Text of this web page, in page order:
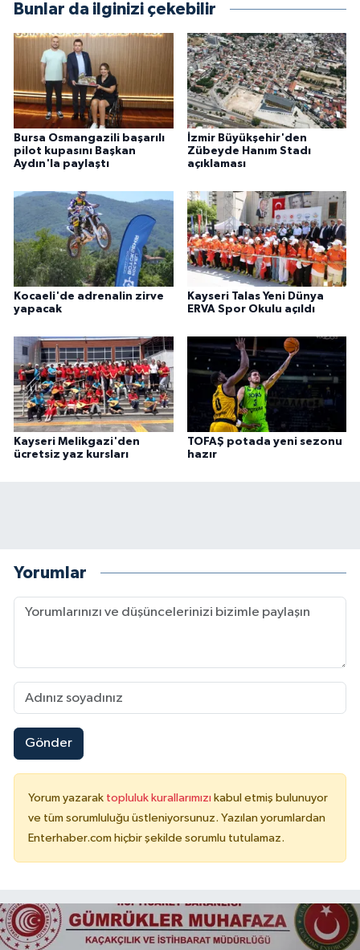
Bunlar da ilginizi çekebilir
Bursa Osmangazili başarılı
pilot kupasını Başkan
Aydın'la paylaştı
İzmir Büyükşehir'den
Zübeyde Hanım Stadı
açıklaması
Kocaeli'de adrenalin zirve
yapacak
Kayseri Talas Yeni Dünya
ERVA Spor Okulu açıldı
Kayseri Melikgazi'den
ücretsiz yaz kursları
TOFAŞ potada yeni sezonu
hazır
Yorumlar
Gönder
Yorum yazarak topluluk kurallarımızı kabul etmiş bulunuyor
ve tüm sorumluluğu üstleniyorsunuz. Yazılan yorumlardan
Enterhaber.com hiçbir şekilde sorumlu tutulamaz.